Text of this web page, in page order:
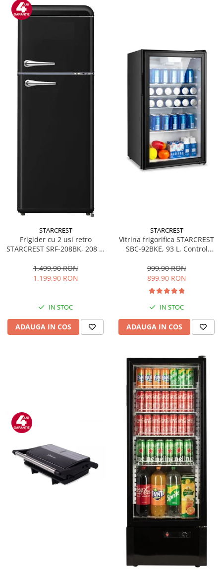
Obiecte sanitare
Accesorii
STARCREST
Frigider cu 2 usi retro
STARCREST SRF-208BK, 208 L,
Iluminare LED, Termostat
Reglabil, H 147 cm, Negru
1.499,90 RON
1.199,90 RON
IN STOC
ADAUGA IN COS
STARCREST
Vitrina frigorifica STARCREST
SBC-92BKE, 93 L, Control
83.2 cm, Negru
999,90 RON
899,90 RON
IN STOC
ADAUGA IN COS